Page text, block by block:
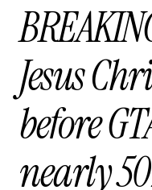
Jesus
before
nearly